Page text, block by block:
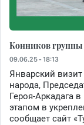
Конников группы
09.06.25 - 18:13
Январский
народа,
Героя-Аркадага
этапом в
сообщает сайт